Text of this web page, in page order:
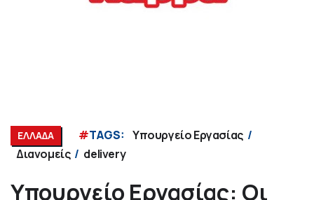
ΕΛΛΑΔΑ #TAGS: Υπουργείο Εργασίας
Διανομείς
delivery
Υπουργείο Εργασίας: Οι